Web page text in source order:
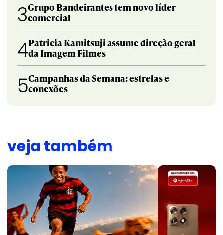
3Grupo Bandeirantes tem novo líder
comercial
4Patricia Kamitsuji assume direção geral
da Imagem Filmes
5Campanhas da Semana: estrelas e
conexões
veja também